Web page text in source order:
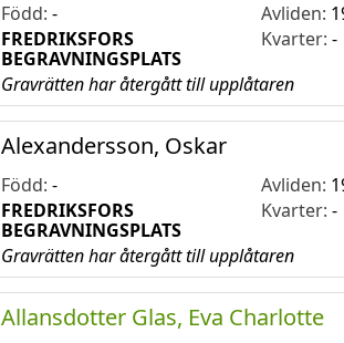
Född: - Avliden:
FREDRIKSFORS
BEGRAVNINGSPLATS
Kvarter:-
Gravrätten har återgått till upplåtaren
Alexandersson, Oskar
Född: - Avliden:
FREDRIKSFORS
BEGRAVNINGSPLATS
Kvarter:-
Gravrätten har återgått till upplåtaren
Allansdotter Glas, Eva Charlotte